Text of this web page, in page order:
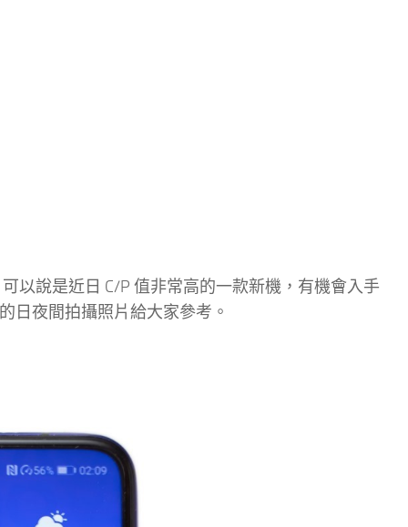
以說是近日 C/P 值非常高的一款新機，有機會入手
日夜間拍攝照片給大家參考。